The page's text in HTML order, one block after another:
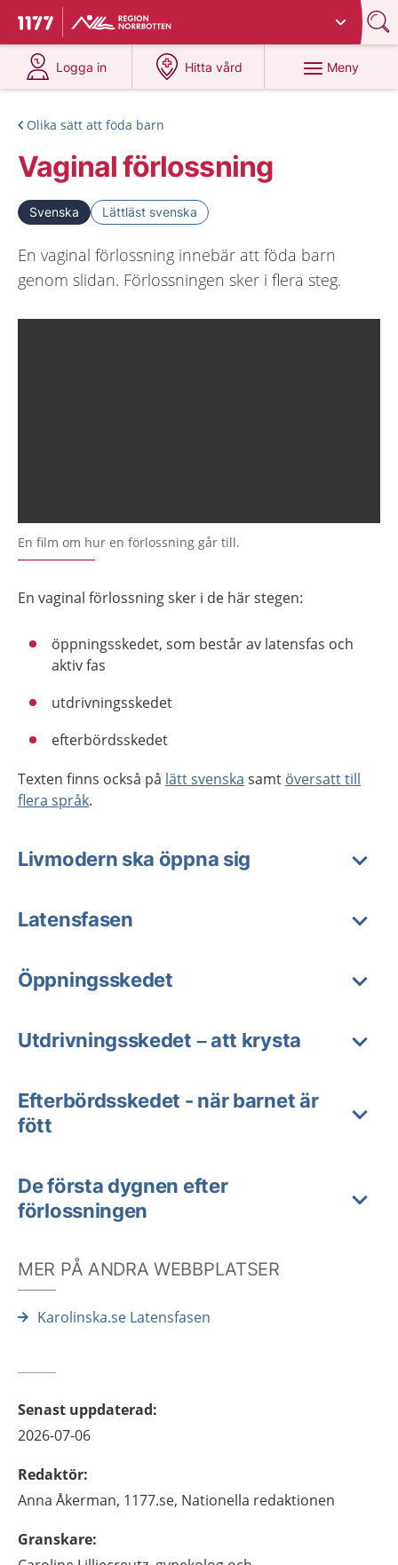
Till startsidan för 1177
Du har valt region
Logga in
på 1177.se
Hitta vård
på 1177.se
Meny
Olika sätt att föda barn
Vaginal förlossning
Svenska Lättläst svenska
En vaginal förlossning innebär att föda barn
genom slidan. Förlossningen sker i flera steg.
En film om hur en förlossning går till.
En vaginal förlossning sker i de här stegen:
öppningsskedet, som består av latensfas och
aktiv fas
utdrivningsskedet
efterbördsskedet
Texten finns också på lätt svenska samt översatt till
flera språk.
Livmodern ska öppna sig
Latensfasen
Öppningsskedet
Utdrivningsskedet – att krysta
Efterbördsskedet - när barnet är
fött
De första dygnen efter
förlossningen
MER PÅ ANDRA WEBBPLATSER
Karolinska.se Latensfasen
Senast uppdaterad:
2026-07-06
Redaktör:
Anna Åkerman, 1177.se, Nationella redaktionen
Granskare: